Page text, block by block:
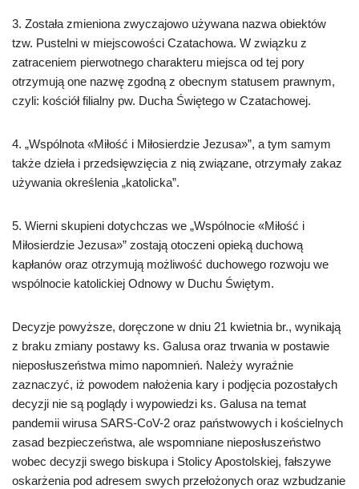
3. Została zmieniona zwyczajowo używana nazwa obiektów
tzw. Pustelni w miejscowości Czatachowa. W związku z
zatraceniem pierwotnego charakteru miejsca od tej pory
otrzymują one nazwę zgodną z obecnym statusem prawnym,
czyli: kościół filialny pw. Ducha Świętego w Czatachowej.
4. „Wspólnota «Miłość i Miłosierdzie Jezusa»”, a tym samym
także dzieła i przedsięwzięcia z nią związane, otrzymały zakaz
używania określenia „katolicka”.
5. Wierni skupieni dotychczas we „Wspólnocie «Miłość i
Miłosierdzie Jezusa»” zostają otoczeni opieką duchową
kapłanów oraz otrzymują możliwość duchowego rozwoju we
wspólnocie katolickiej Odnowy w Duchu Świętym.
Decyzje powyższe, doręczone w dniu 21 kwietnia br., wynikają
z braku zmiany postawy ks. Galusa oraz trwania w postawie
nieposłuszeństwa mimo napomnień. Należy wyraźnie
zaznaczyć, iż powodem nałożenia kary i podjęcia pozostałych
decyzji nie są poglądy i wypowiedzi ks. Galusa na temat
pandemii wirusa SARS-CoV-2 oraz państwowych i kościelnych
zasad bezpieczeństwa, ale wspomniane nieposłuszeństwo
wobec decyzji swego biskupa i Stolicy Apostolskiej, fałszywe
oskarżenia pod adresem swych przełożonych oraz wzbudzanie